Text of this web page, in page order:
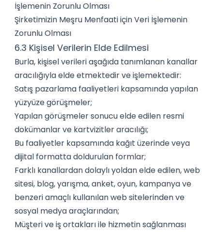
İşlemenin Zorunlu Olması
Şirketimizin Meşru Menfaati için Veri İşlemenin
Zorunlu Olması
6.3 Kişisel Verilerin Elde Edilmesi
Burla, kişisel verileri aşağıda tanımlanan kanallar
aracılığıyla elde etmektedir ve işlemektedir:
Satış pazarlama faaliyetleri kapsamında yapılan
yüzyüze görüşmeler;
Yapılan görüşmeler sonucu elde edilen resmi
dokümanlar ve kartvizitler aracılığı;
Bu faaliyetler kapsamında kağıt üzerinde veya
dijital formatta doldurulan formlar;
Farklı kanallardan dolaylı yoldan elde edilen, web
sitesi, blog, yarışma, anket, oyun, kampanya ve
benzeri amaçlı kullanılan web sitelerinden ve
sosyal medya araçlarından;
Müşteri ve iş ortakları ile hizmetin sağlanması